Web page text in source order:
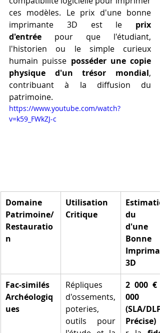
ces modèles. Le prix d'une bonne
imprimante 3D est le prix
d'entrée pour que l'étudiant,
l'historien ou le simple curieux
humain puisse posséder une copie
physique d'un trésor mondial,
contribuant à la diffusion du
patrimoine.
https://www.youtube.com/watch?
v=k59_FWkZJ-c
Domaine
Patrimoine/
Restauratio
n
Utilisation
Critique
du
d'une
Bonne
3D
Fac-similés
Archéologiq
ues
Répliques
d'ossements,
poteries,
outils pour
2 000 €
000
(SLA/DLP
Précise)